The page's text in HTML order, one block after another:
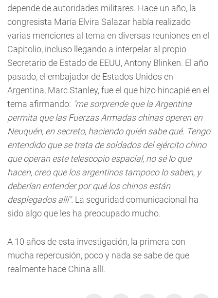
depende de autoridades militares. Hace un año, la
congresista María Elvira Salazar había realizado
varias menciones al tema en diversas reuniones en el
Capitolio, incluso llegando a interpelar al propio
Secretario de Estado de EEUU, Antony Blinken. El año
pasado, el embajador de Estados Unidos en
Argentina, Marc Stanley, fue el que hizo hincapié en el
tema afirmando: "me sorprende que la Argentina
permita que las Fuerzas Armadas chinas operen en
Neuquén, en secreto, haciendo quién sabe qué. Tengo
entendido que se trata de soldados del ejército chino
que operan este telescopio espacial, no sé lo que
hacen, creo que los argentinos tampoco lo saben, y
deberían entender por qué los chinos están
desplegados allí". La seguridad comunicacional ha
sido algo que les ha preocupado mucho.
A 10 años de esta investigación, la primera con
mucha repercusión, poco y nada se sabe de que
realmente hace China allí.